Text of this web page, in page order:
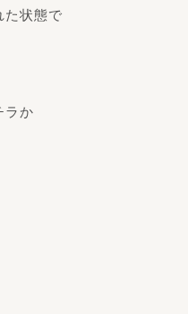
た状態で
ラか